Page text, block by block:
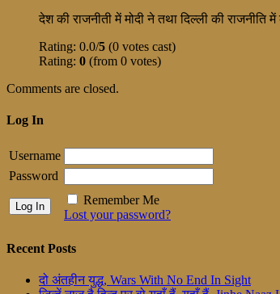
देश की राजनीती में मोदी ने तथा दिल्ली की
Rating: 0.0/5 (0 votes cast)
Rating: 0 (from 0 votes)
Comments are closed.
Log In
Username
Password
Remember Me
Lost your password?
Recent Posts
दो अंतहीन युद्ध, Wars With No End In Sight